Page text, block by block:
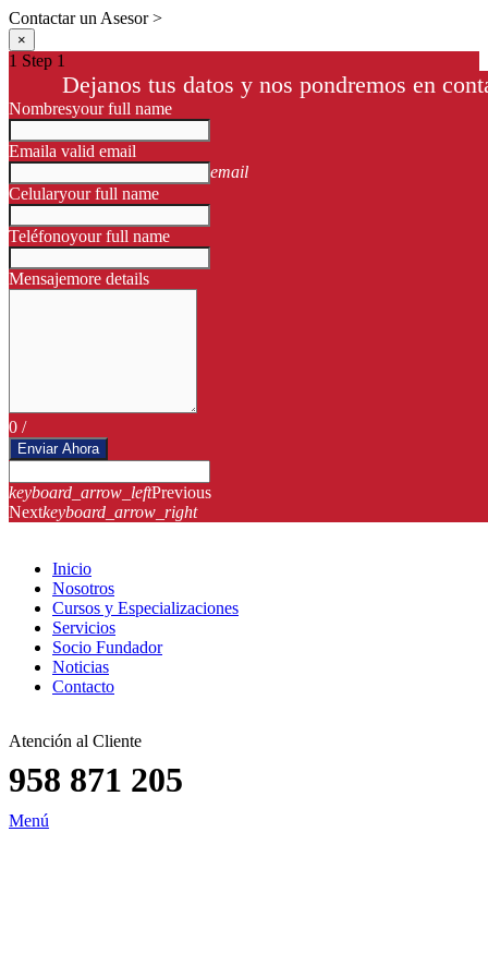
Contactar un Asesor >
×
1 Step 1
Dejanos tus datos y nos pondremos en
Nombresyour full name
Emaila valid email
email
Celularyour full name
Teléfonoyour full name
Mensajemore details
0 /
Enviar Ahora
keyboard_arrow_leftPrevious
Nextkeyboard_arrow_right
Inicio
Nosotros
Cursos y Especializaciones
Servicios
Socio Fundador
Noticias
Contacto
Atención al Cliente
958 871 205
Menú